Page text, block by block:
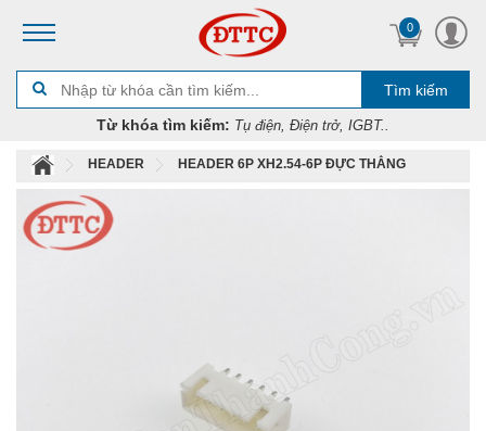
0
Tìm kiếm
Từ khóa tìm kiếm: Tụ điện, Điện trở, IGBT..
HEADER HEADER 6P XH2.54-6P ĐỰC THẲNG